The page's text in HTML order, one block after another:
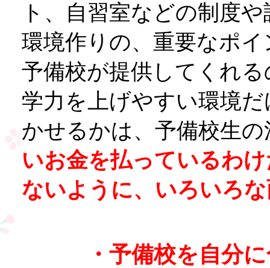
ト、自習室などの制度
環境作りの、重要なポ
予備校が提供してくれ
学力を上げやすい環境
かせるかは、予備校生
いお金を払っているわ
ないように、いろいろ
・予備校を自分